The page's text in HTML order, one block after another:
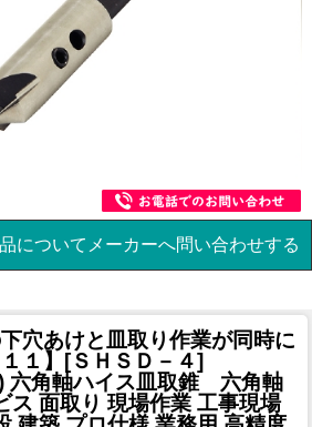
についてメーカーへ問い合わせする
穴あけと皿取り作業が同時に
１１】[ＳＨＳＤ－４]
六角軸ハイス皿取錐 六角軸
ス 面取り 現場作業 工事現場